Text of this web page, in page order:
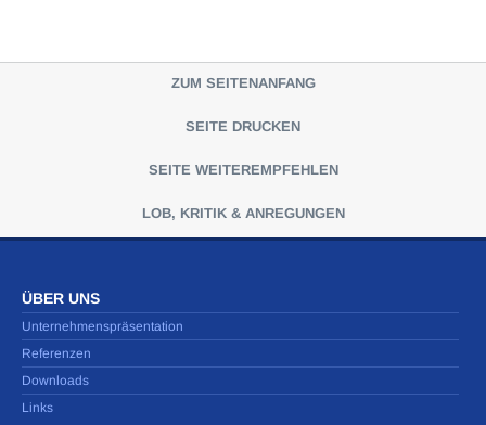
ZUM SEITENANFANG
SEITE DRUCKEN
SEITE WEITEREMPFEHLEN
LOB, KRITIK & ANREGUNGEN
ÜBER UNS
Unternehmenspräsentation
Referenzen
Downloads
Links